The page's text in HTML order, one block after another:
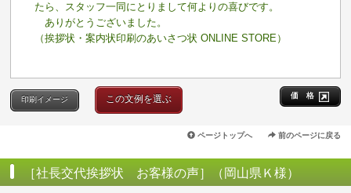
たら、スタッフ一同にとりまして何よりの喜びです。
ありがとうございました。
（挨拶状・案内状印刷のあいさつ状 ONLINE STORE）
価 格
印刷イメージ この文例を選ぶ
ページトップへ 前のページに戻る
［社長交代挨拶状 お客様の声］（岡山県Ｋ様）